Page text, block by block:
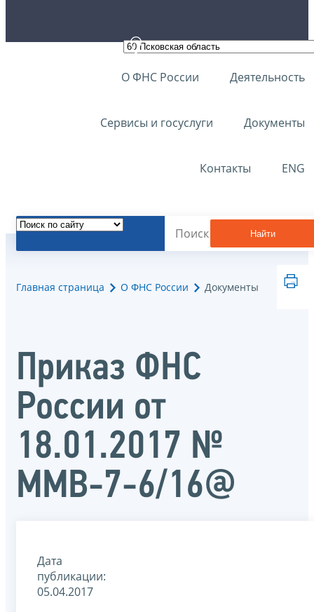
О ФНС России Деятельность
Сервисы и госуслуги Документы
Контакты ENG
Найти
Главная страница О ФНС России Документы
Приказ ФНС
России от
18.01.2017 №
ММВ-7-6/16@
Дата
публикации:
05.04.2017